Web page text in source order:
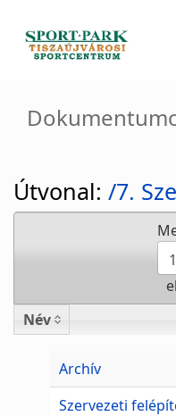
Útvonal: /7.
Név
Archív
Szervezeti